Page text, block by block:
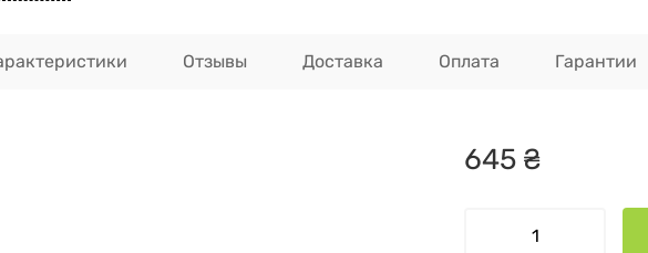
Отзывы Доставка Оплата Гарантии
645 ₴